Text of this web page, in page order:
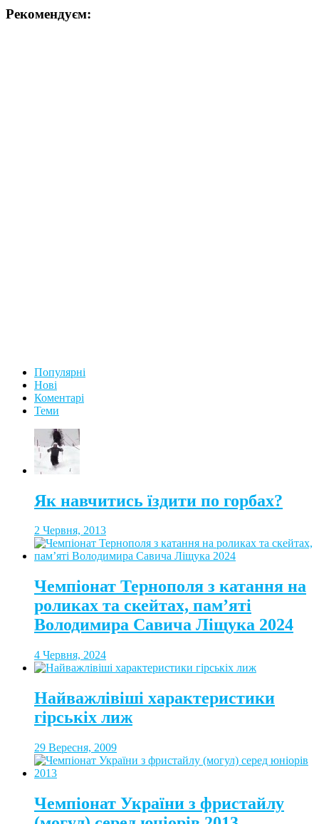
Рекомендуєм:
Популярні
Нові
Коментарі
Теми
Як навчитись їздити по горбах?
2 Червня, 2013
Чемпіонат Тернополя з катання на
роликах та скейтах, пам’яті
Володимира Савича Ліщука 2024
4 Червня, 2024
Найважлівіші характеристики
гірськіх лиж
29 Вересня, 2009
Чемпіонат України з фристайлу